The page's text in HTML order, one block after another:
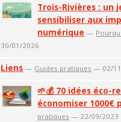
Trois-Rivières : un
sensibiliser aux
numérique —
30/01/2026
Liens — Guides pratiques — 02/
🌱💰 70 idées éco-
économiser 1000€
pratiques — 22/09/2023